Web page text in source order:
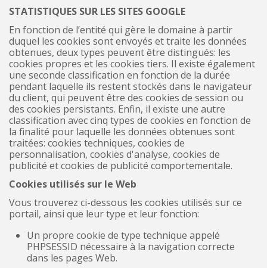
STATISTIQUES SUR LES SITES GOOGLE
En fonction de l’entité qui gère le domaine à partir
duquel les cookies sont envoyés et traite les données
obtenues, deux types peuvent être distingués: les
cookies propres et les cookies tiers. Il existe également
une seconde classification en fonction de la durée
pendant laquelle ils restent stockés dans le navigateur
du client, qui peuvent être des cookies de session ou
des cookies persistants. Enfin, il existe une autre
classification avec cinq types de cookies en fonction de
la finalité pour laquelle les données obtenues sont
traitées: cookies techniques, cookies de
personnalisation, cookies d'analyse, cookies de
publicité et cookies de publicité comportementale.
Cookies utilisés sur le Web
Vous trouverez ci-dessous les cookies utilisés sur ce
portail, ainsi que leur type et leur fonction:
Un propre cookie de type technique appelé
PHPSESSID nécessaire à la navigation correcte
dans les pages Web.